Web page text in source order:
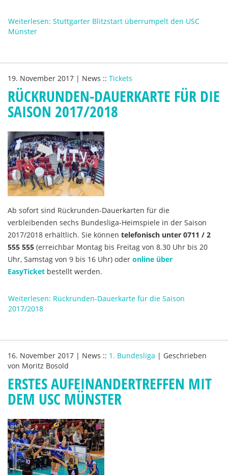
Weiterlesen: Stuttgarter Blitzstart überrumpelt den USC
Münster
19. November 2017 | News :: Tickets
RÜCKRUNDEN-DAUERKARTE FÜR DIE
SAISON 2017/2018
Ab sofort sind Rückrunden-Dauerkarten für die
verbleibenden sechs Bundesliga-Heimspiele in der Saison
2017/2018 erhältlich. Sie können telefonisch unter 0711 / 2
555 555 (erreichbar Montag bis Freitag von 8.30 Uhr bis 20
Uhr, Samstag von 9 bis 16 Uhr) oder online über
EasyTicket bestellt werden.
Weiterlesen: Rückrunden-Dauerkarte für die Saison
2017/2018
16. November 2017 | News :: 1. Bundesliga | Geschrieben
von Moritz Bosold
ERSTES AUFEINANDERTREFFEN MIT
DEM USC MÜNSTER